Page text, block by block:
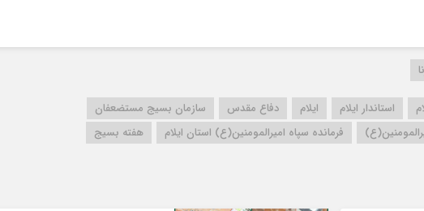
استاندار ایلام ایلام دفاع مقدس
سازمان بسیج مستضعفان
فرمانده سپاه امیرالمومنین(ع) استان ایلام هفته بسیج